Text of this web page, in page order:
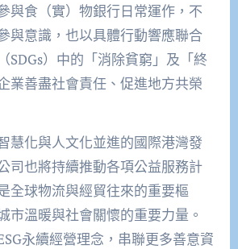
與食（實）物銀行日常運作，不
與意識，也以具體行動響應聯合
SDGs）中的「消除貧窮」及「終
業善盡社會責任、促進地方共榮
慧化與人文化並進的國際港灣發
司也將持續推動各項公益服務計
全球物流與經貿往來的重要樞
市溫暖與社會關懷的重要力量。
永續經營理念，串聯更多善意資